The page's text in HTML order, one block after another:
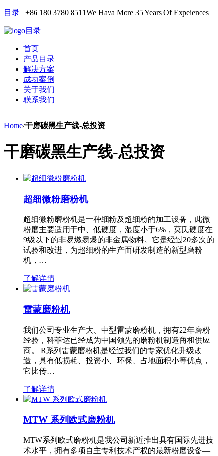
目录 +86 180 3780 8511We Hava More 35 Years Of Expeiences
目录
首页
产品目录
解决方案
成功案例
关于我们
联系我们
Home/干磨碳黑生产线-总投资
干磨碳黑生产线-总投资
超细微粉磨粉机
超细微粉磨粉机是一种细粉及超细粉的加工设备，此微
粉磨主要适用于中、低硬度，湿度小于6%，莫氏硬度在
9级以下的非易燃易爆的非金属物料。它是经过20多次的
试验和改进，为超细粉的生产而研发制造的新型磨粉
机，…
了解详情
雷蒙磨粉机
我们公司专业生产大、中型雷蒙磨粉机，拥有22年磨粉
经验，科菲达已经成为中国领先的磨粉机制造商和供应
商。 R系列雷蒙磨粉机是经过我们的专家优化升级改
造，具有低损耗、投资小、环保、占地面积小等优点，
它比传…
了解详情
MTW 系列欧式磨粉机
MTW系列欧式磨粉机是我公司新近推出具有国际先进技
术水平，拥有多项自主专利技术产权的最新粉磨设备—